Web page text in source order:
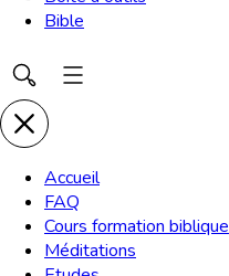
Bible
Accueil
FAQ
Cours formation biblique
Méditations